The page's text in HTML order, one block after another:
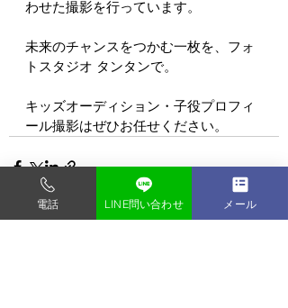
わせた撮影を行っています。
未来のチャンスをつかむ一枚を、フォ
トスタジオ タンタンで。
キッズオーディション・子役プロフィ
ール撮影はぜひお任せください。
電話 LINE問い合わせ メール